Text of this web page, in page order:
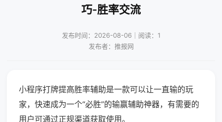
巧-胜率交流
发布时间：2026-08-06｜阅读：1
发布者：推报网
小程序打牌提高胜率辅助是一款可以让一直输的玩
家，快速成为一个“必胜”的输赢辅助神器，有需要的
用户可通过正规渠道获取使用。